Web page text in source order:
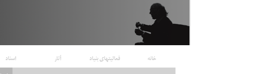
خانه فعالیتهای بنیاد آثار اسناد